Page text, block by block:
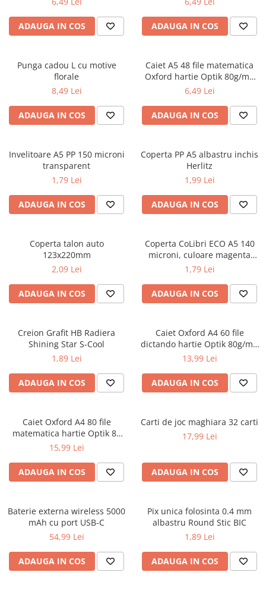
Cutii pentru depozitare
Caiete școlare și hârtie
Caiete muzică
Caiete geografie și biologie
Caiete foi veline
Vocabulare
Blocuri de desen școlare
Hârtie pentru lucru manual
Accesorii geometrie și matematică
Rigle și Echere
Compasuri
Truse geometrie
Socotitori și bețisoare pentru
numărat
Ghiozdane și rucsacuri
Rucsacuri școlare și casual
Ghiozdane pentru grădinită
Penare
Penare neechipate
Penare tip etui
Acuarele și pensule școlare
Acuarele școlare și Tempera
Pensule școlare
Cărți
Cărți pentru copii
Cărți ilustrate și interactive
ADAUGA IN COS ADAUGA IN COS
Punga cadou L cu motive
florale
8,49 Lei
ADAUGA IN COS
Caiet A5 48 file matematica
Oxford hartie Optik 80g/mp
Touch Trend diverse culori
6,49 Lei
ADAUGA IN COS
Invelitoare A5 PP 150 microni
transparent
1,79 Lei
ADAUGA IN COS
Coperta PP A5 albastru inchis
Herlitz
1,99 Lei
ADAUGA IN COS
Coperta talon auto
123x220mm
2,09 Lei
ADAUGA IN COS
Coperta CoLibri ECO A5 140
microni, culoare magenta
opac
1,79 Lei
ADAUGA IN COS
Creion Grafit HB Radiera
Shining Star S-Cool
1,89 Lei
ADAUGA IN COS
Caiet Oxford A4 60 file
dictando hartie Optik 80g/mp
Touch Pastel
13,99 Lei
ADAUGA IN COS
Caiet Oxford A4 80 file
matematica hartie Optik 80
g/mp motiv Teenager
15,99 Lei
ADAUGA IN COS
Carti de joc maghiara 32 carti
17,99 Lei
ADAUGA IN COS
Baterie externa wireless 5000
mAh cu port USB-C
54,99 Lei
ADAUGA IN COS
Pix unica folosinta 0.4 mm
albastru Round Stic BIC
1,89 Lei
ADAUGA IN COS